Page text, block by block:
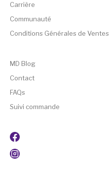
Carrière
Communauté
Conditions Générales de Ventes
MD Blog
Contact
FAQs
Suivi commande